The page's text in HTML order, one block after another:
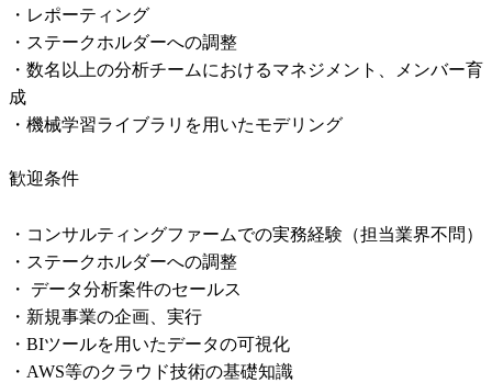
・レポーティング
・ステークホルダーへの調整
・数名以上の分析チームにおけるマネジメント、メンバー育
成
・機械学習ライブラリを用いたモデリング
歓迎条件
・コンサルティングファームでの実務経験（担当業界不問）
・ステークホルダーへの調整
・ データ分析案件のセールス
・新規事業の企画、実行
・BIツールを用いたデータの可視化
・AWS等のクラウド技術の基礎知識